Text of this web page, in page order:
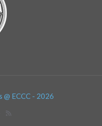
ECCC - 2026